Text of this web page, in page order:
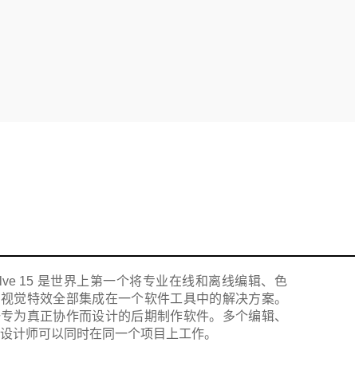
15 是世界上第一个将专业在线和离线编辑、色
觉特效全部集成在一个软件工具中的解决方案。
为真正协作而设计的后期制作软件。多个编辑、
计师可以同时在同一个项目上工作。